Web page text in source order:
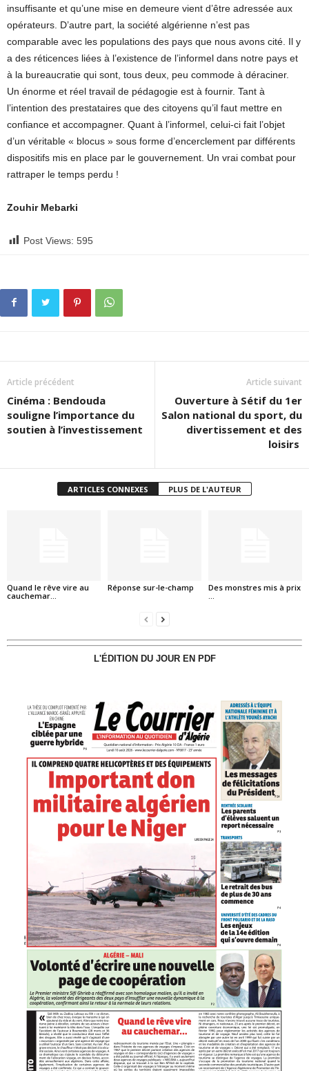
insuffisante et qu’une mise en demeure vient d’être adressée aux
opérateurs. D’autre part, la société algérienne n’est pas
comparable avec les populations des pays que nous avons cité. Il y
a des réticences liées à l’existence de l’informel dans notre pays et
à la bureaucratie qui sont, tous deux, peu commode à déraciner.
Un énorme et réel travail de pédagogie est à fournir. Tant à
l’intention des prestataires que des citoyens qu’il faut mettre en
confiance et accompagner. Quant à l’informel, celui-ci fait l’objet
d’un véritable « blocus » sous forme d’encerclement par différents
dispositifs mis en place par le gouvernement. Un vrai combat pour
rattraper le temps perdu !
Zouhir Mebarki
Post Views: 595
Article précédent
Cinéma : Bendouda
souligne l’importance du
soutien à l’investissement
Article suivant
Ouverture à Sétif du 1er
Salon national du sport, du
divertissement et des
loisirs
ARTICLES CONNEXES PLUS DE L'AUTEUR
Quand le rêve vire au
cauchemar…
Réponse sur-le-champ
Des monstres mis à prix
L'ÉDITION DU JOUR EN PDF